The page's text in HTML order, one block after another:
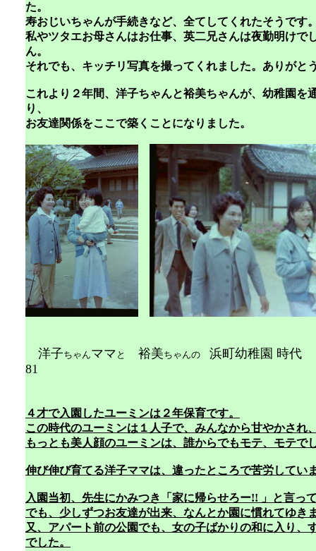
た。
寿おじいちゃんが手続きなど、全てしてくれたそうです
私やツタエお母さんはお仕事、英二兄さんは夜勤明けで
ん。
それでも、キッチリ写真を撮ってくれました。ありがと
これより２年間、洋子ちゃんと裕美ちゃんが、幼稚園を
り、
お友達関係をここで築くことになりました。
洋子ちゃんママ と 裕美ちゃんの 浜町幼
81
４才で入園したユーミンは２年保育です。
この時代のユーミンは１人子で、みんなから甘やかされ
もっとも美人顔のユーミンは、誰からでもモテ、モテで
伸び伸び育てる洋子ママは、違ったところで苦労してい
入園当初、先生にかみつき「家に帰らせろー!! 」と言っ
でも、少しずつお友達が出来、なんとか園に慣れてゆき
又、アパート前の公園でも、女の子ばかりの和に入り、
でした。